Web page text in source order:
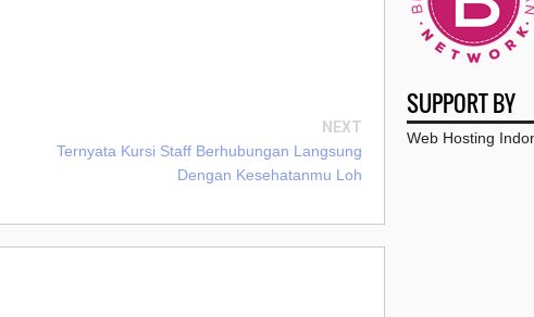
NEXT
Ternyata Kursi Staff Berhubungan Langsung
Dengan Kesehatanmu Loh
▼ February (7)
Tips
SUPPORT BY
Web Hosting